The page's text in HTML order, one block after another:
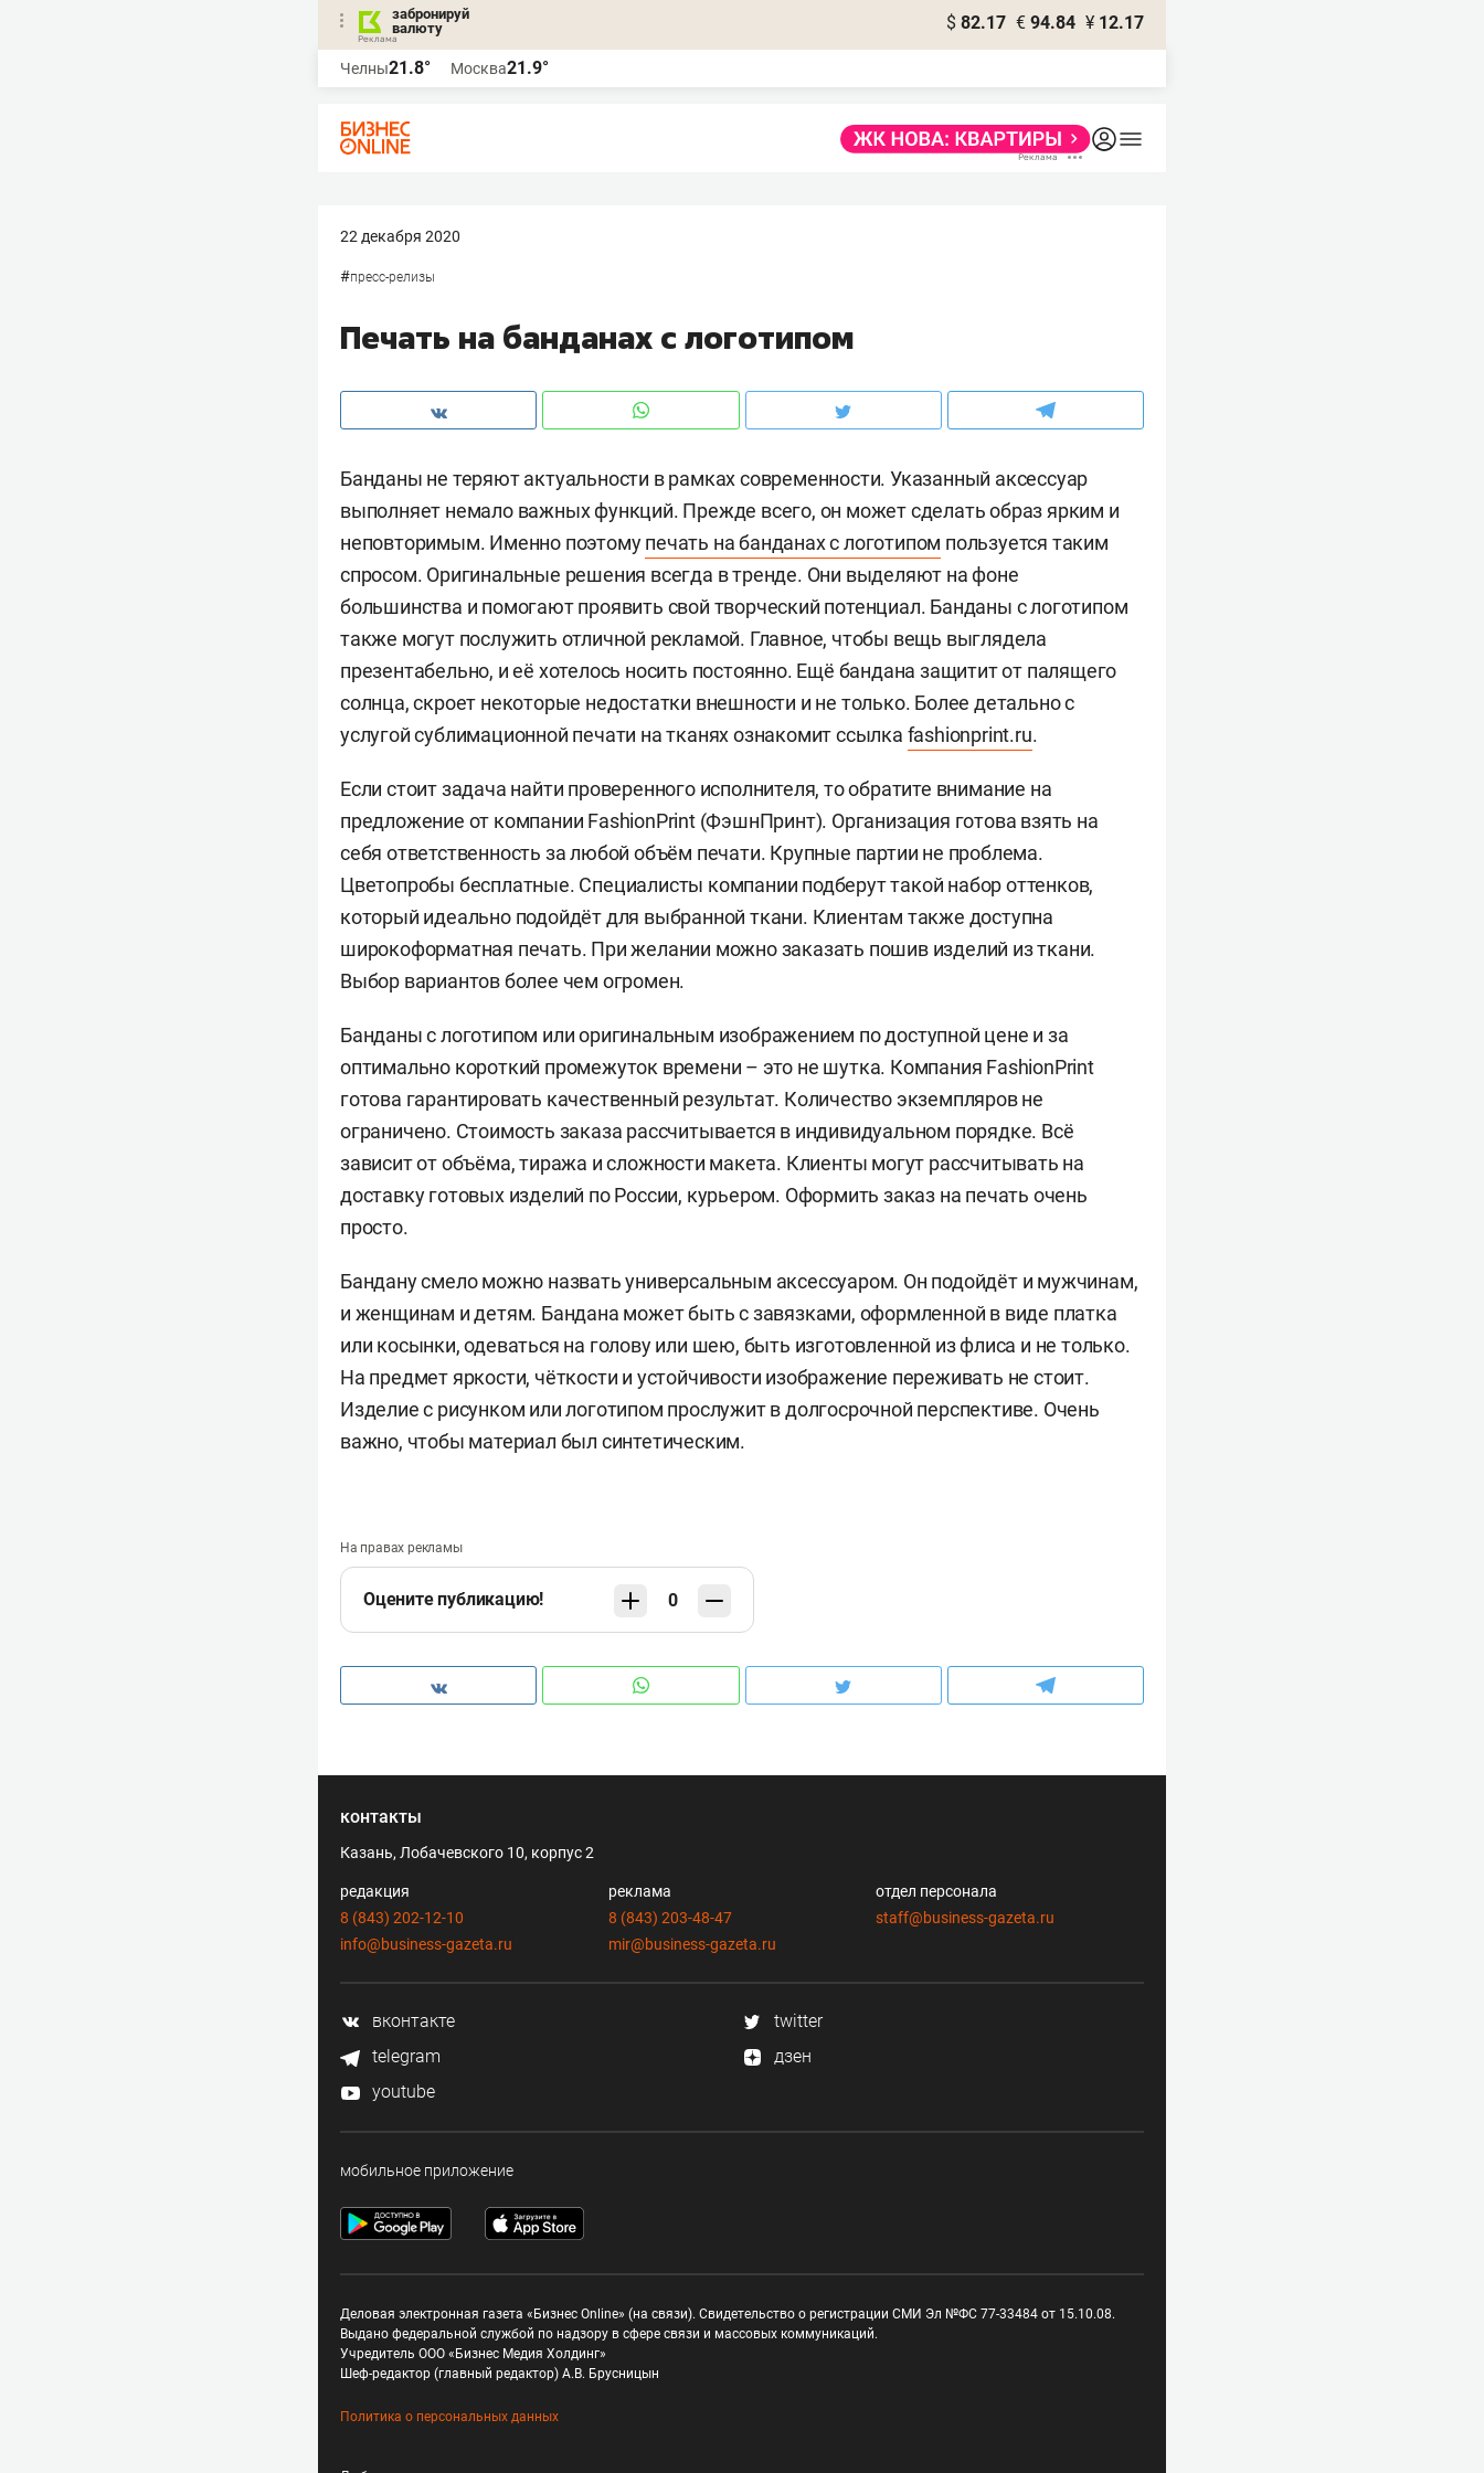
забронируй
валюту
$ 82.17 € 94.84 ¥ 12.17
Челны21.8° Москва21.9°
22 декабря 2020
#пресс-релизы
Печать на банданах с логотипом
Банданы не теряют актуальности в рамках современности. Указанный аксессуар
выполняет немало важных функций. Прежде всего, он может сделать образ ярким и
неповторимым. Именно поэтомупечать на банданах с логотипом пользуется таким
спросом. Оригинальные решения всегда в тренде. Они выделяют на фоне
большинства и помогают проявить свой творческий потенциал. Банданы с логотипом
также могут послужить отличной рекламой. Главное, чтобы вещь выглядела
презентабельно, и её хотелось носить постоянно. Ещё бандана защитит от палящего
солнца, скроет некоторые недостатки внешности и не только. Более детально с
услугой сублимационной печати на тканях ознакомит ссылка fashionprint.ru.
Если стоит задача найти проверенного исполнителя, то обратите внимание на
предложение от компании FashionPrint (ФэшнПринт). Организация готова взять на
себя ответственность за любой объём печати. Крупные партии не проблема.
Цветопробы бесплатные. Специалисты компании подберут такой набор оттенков,
который идеально подойдёт для выбранной ткани. Клиентам также доступна
широкоформатная печать. При желании можно заказать пошив изделий из ткани.
Выбор вариантов более чем огромен.
Банданы с логотипом или оригинальным изображением по доступной цене и за
оптимально короткий промежуток времени – это не шутка. Компания FashionPrint
готова гарантировать качественный результат. Количество экземпляров не
ограничено. Стоимость заказа рассчитывается в индивидуальном порядке. Всё
зависит от объёма, тиража и сложности макета. Клиенты могут рассчитывать на
доставку готовых изделий по России, курьером. Оформить заказ на печать очень
просто.
Бандану смело можно назвать универсальным аксессуаром. Он подойдёт и мужчинам,
и женщинам и детям. Бандана может быть с завязками, оформленной в виде платка
или косынки, одеваться на голову или шею, быть изготовленной из флиса и не только.
На предмет яркости, чёткости и устойчивости изображение переживать не стоит.
Изделие с рисунком или логотипом прослужит в долгосрочной перспективе. Очень
важно, чтобы материал был синтетическим.
На правах рекламы
Оцените публикацию! 0
контакты
Казань, Лобачевского 10, корпус 2
редакция
8 (843) 202-12-10
info@business-gazeta.ru
реклама
8 (843) 203-48-47
mir@business-gazeta.ru
отдел персонала
staff@business-gazeta.ru
вконтакте
twitter
telegram
дзен
youtube
мобильное приложение
Деловая электронная газета «Бизнес Online» (на связи). Свидетельство о регистрации СМИ Эл №ФС 77-33484 от 15.10.08.
Выдано федеральной службой по надзору в сфере связи и массовых коммуникаций.
Учредитель ООО «Бизнес Медия Холдинг»
Шеф-редактор (главный редактор) А.В. Брусницын
Политика о персональных данных